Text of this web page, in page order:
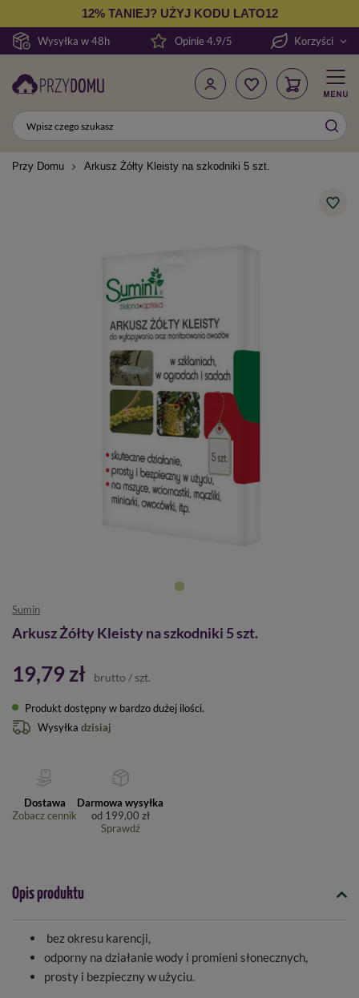
Wysyłka w 48h
12% TANIEJ? UŻYJ KODU LATO12
Opinie 4.9/5 Korzyści
Przy Domu Arkusz Żółty Kleisty na szkodniki 5 szt.
Sumin
Arkusz Żółty Kleisty na szkodniki 5 szt.
19,79 zł brutto / szt.
Produkt dostępny w bardzo dużej ilości
Wysyłka dzisiaj
Dostawa
Zobacz cennik
Darmowa wysyłka
od 199,00 zł
Sprawdź
Opis produktu
bez okresu karencji,
odporny na działanie wody i promieni słonecznych,
prosty i bezpieczny w użyciu.